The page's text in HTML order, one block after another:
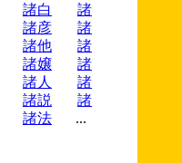
諸白
諸
諸彦
諸
諸他
諸
諸嬢
諸
諸人
諸
諸説
諸
諸法
...